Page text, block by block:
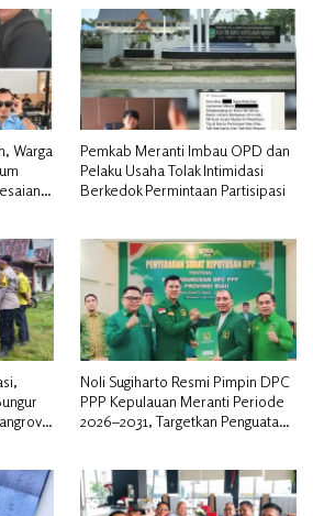
Warga
Pemkab Meranti Imbau OPD dan
Pelaku Usaha Tolak Intimidasi
Berkedok Permintaan Partisipasi
Noli Sugiharto Resmi Pimpin DPC
PPP Kepulauan Meranti Periode
2026–2031, Targetkan Penguatan